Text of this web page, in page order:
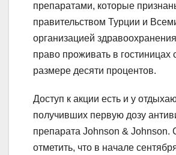
препаратами, которые
правительством Турции и
организацией
право проживать в гостиницах
размере десяти процентов.
Доступ к акции есть и у
получивших первую дозу
препарата Johnson & Johnson.
отметить, что в начале